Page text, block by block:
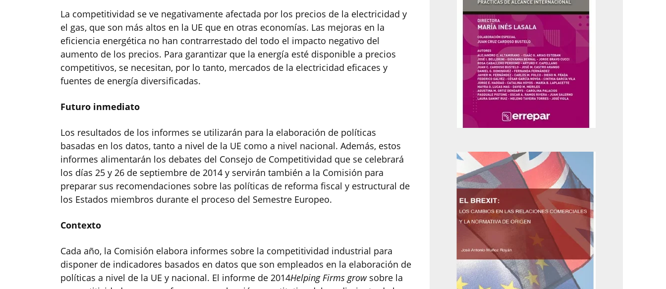
La competitividad se ve negativamente afectada por los precios de la electricidad y
el gas, que son más altos en la UE que en otras economías. Las mejoras en la
eficiencia energética no han contrarrestado del todo el impacto negativo del
aumento de los precios. Para garantizar que la energía esté disponible a precios
competitivos, se necesitan, por lo tanto, mercados de la electricidad eficaces y
fuentes de energía diversificadas.
Futuro inmediato
Los resultados de los informes se utilizarán para la elaboración de políticas
basadas en los datos, tanto a nivel de la UE como a nivel nacional. Además, estos
informes alimentarán los debates del Consejo de Competitividad que se celebrará
los días 25 y 26 de septiembre de 2014 y servirán también a la Comisión para
preparar sus recomendaciones sobre las políticas de reforma fiscal y estructural de
los Estados miembros durante el proceso del Semestre Europeo.
Contexto
Cada año, la Comisión elabora informes sobre la competitividad industrial para
disponer de indicadores basados en datos que son empleados en la elaboración de
políticas a nivel de la UE y nacional. El informe de 2014Helping Firms growsobre la